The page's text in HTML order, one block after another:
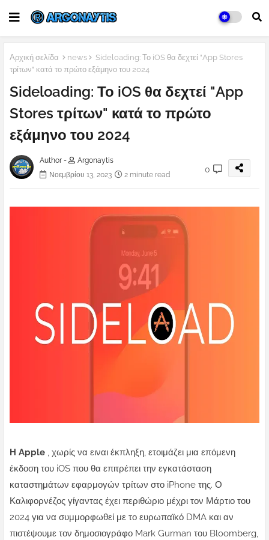
Αρχική σελίδα news
Sideloading: Το iOS θα δεχτεί "App Stores
τρίτων" κατά το πρώτο εξάμηνο του 2024
Sideloading: Το iOS θα δεχτεί "App
Stores τρίτων" κατά το πρώτο
εξάμηνο του 2024
Author -
Argonaytis
Νοεμβρίου 13, 2023
2 minute read
0
Η Apple , χωρίς να ειναι έκπληξη, ετοιμάζει μια επόμενη
έκδοση του iOS που θα επιτρέπει την εγκατάσταση
καταστημάτων εφαρμογών τρίτων στο iPhone της. Ο
Καλιφορνέζος γίγαντας έχει περιθώριο μέχρι τον Μάρτιο του
2024 για να συμμορφωθεί με το ευρωπαϊκό DMA και αν
πιστέψουμε τον δημοσιογράφο Mark Gurman του Bloomberg,